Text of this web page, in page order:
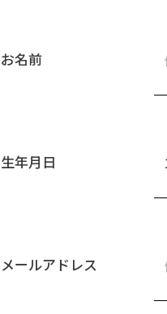
お名前
生年月日
メールアドレス